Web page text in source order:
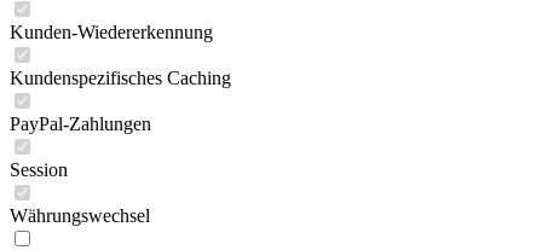
Kunden-Wiedererkennung
Kundenspezifisches Caching
PayPal-Zahlungen
Session
Währungswechsel